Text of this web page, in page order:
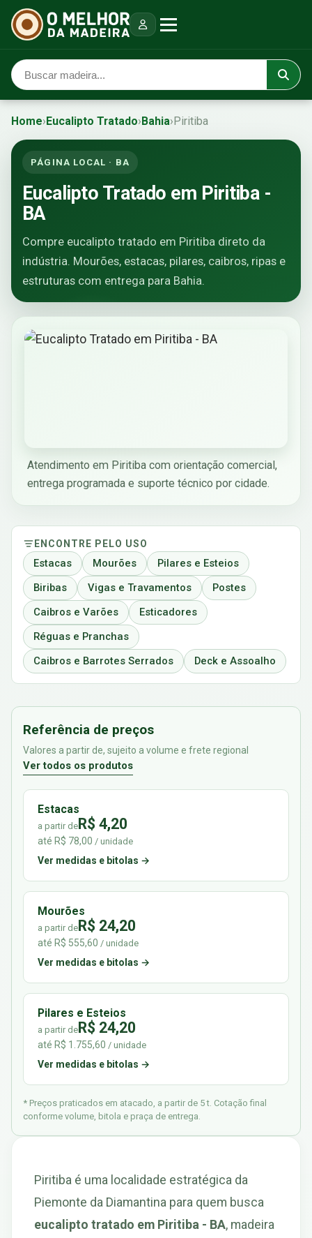
Home›Eucalipto Tratado›Bahia›Piritiba
PÁGINA LOCAL · BA
Eucalipto Tratado em Piritiba -
BA
Compre eucalipto tratado em Piritiba direto da
indústria. Mourões, estacas, pilares, caibros, ripas e
estruturas com entrega para Bahia.
Atendimento em Piritiba com orientação comercial,
entrega programada e suporte técnico por cidade.
ENCONTRE PELO USO
Estacas Mourões
Pilares e Esteios
Biribas
Vigas e Travamentos
Postes
Caibros e Varões
Esticadores
Réguas e Pranchas
Caibros e Barrotes Serrados
Deck e Assoalho
Referência de preços
Valores a partir de, sujeito a volume e frete regional
Ver todos os produtos
Estacas
a partir deR$ 4,20
até R$ 78,00 / unidade
Ver medidas e bitolas →
Mourões
a partir deR$ 24,20
até R$ 555,60 / unidade
Ver medidas e bitolas →
Pilares e Esteios
a partir deR$ 24,20
até R$ 1.755,60 / unidade
Ver medidas e bitolas →
* Preços praticados em atacado, a partir de 5 t. Cotação final
conforme volume, bitola e praça de entrega.
Piritiba é uma localidade estratégica da
Piemonte da Diamantina para quem busca
eucalipto tratado em Piritiba - BA, madeira